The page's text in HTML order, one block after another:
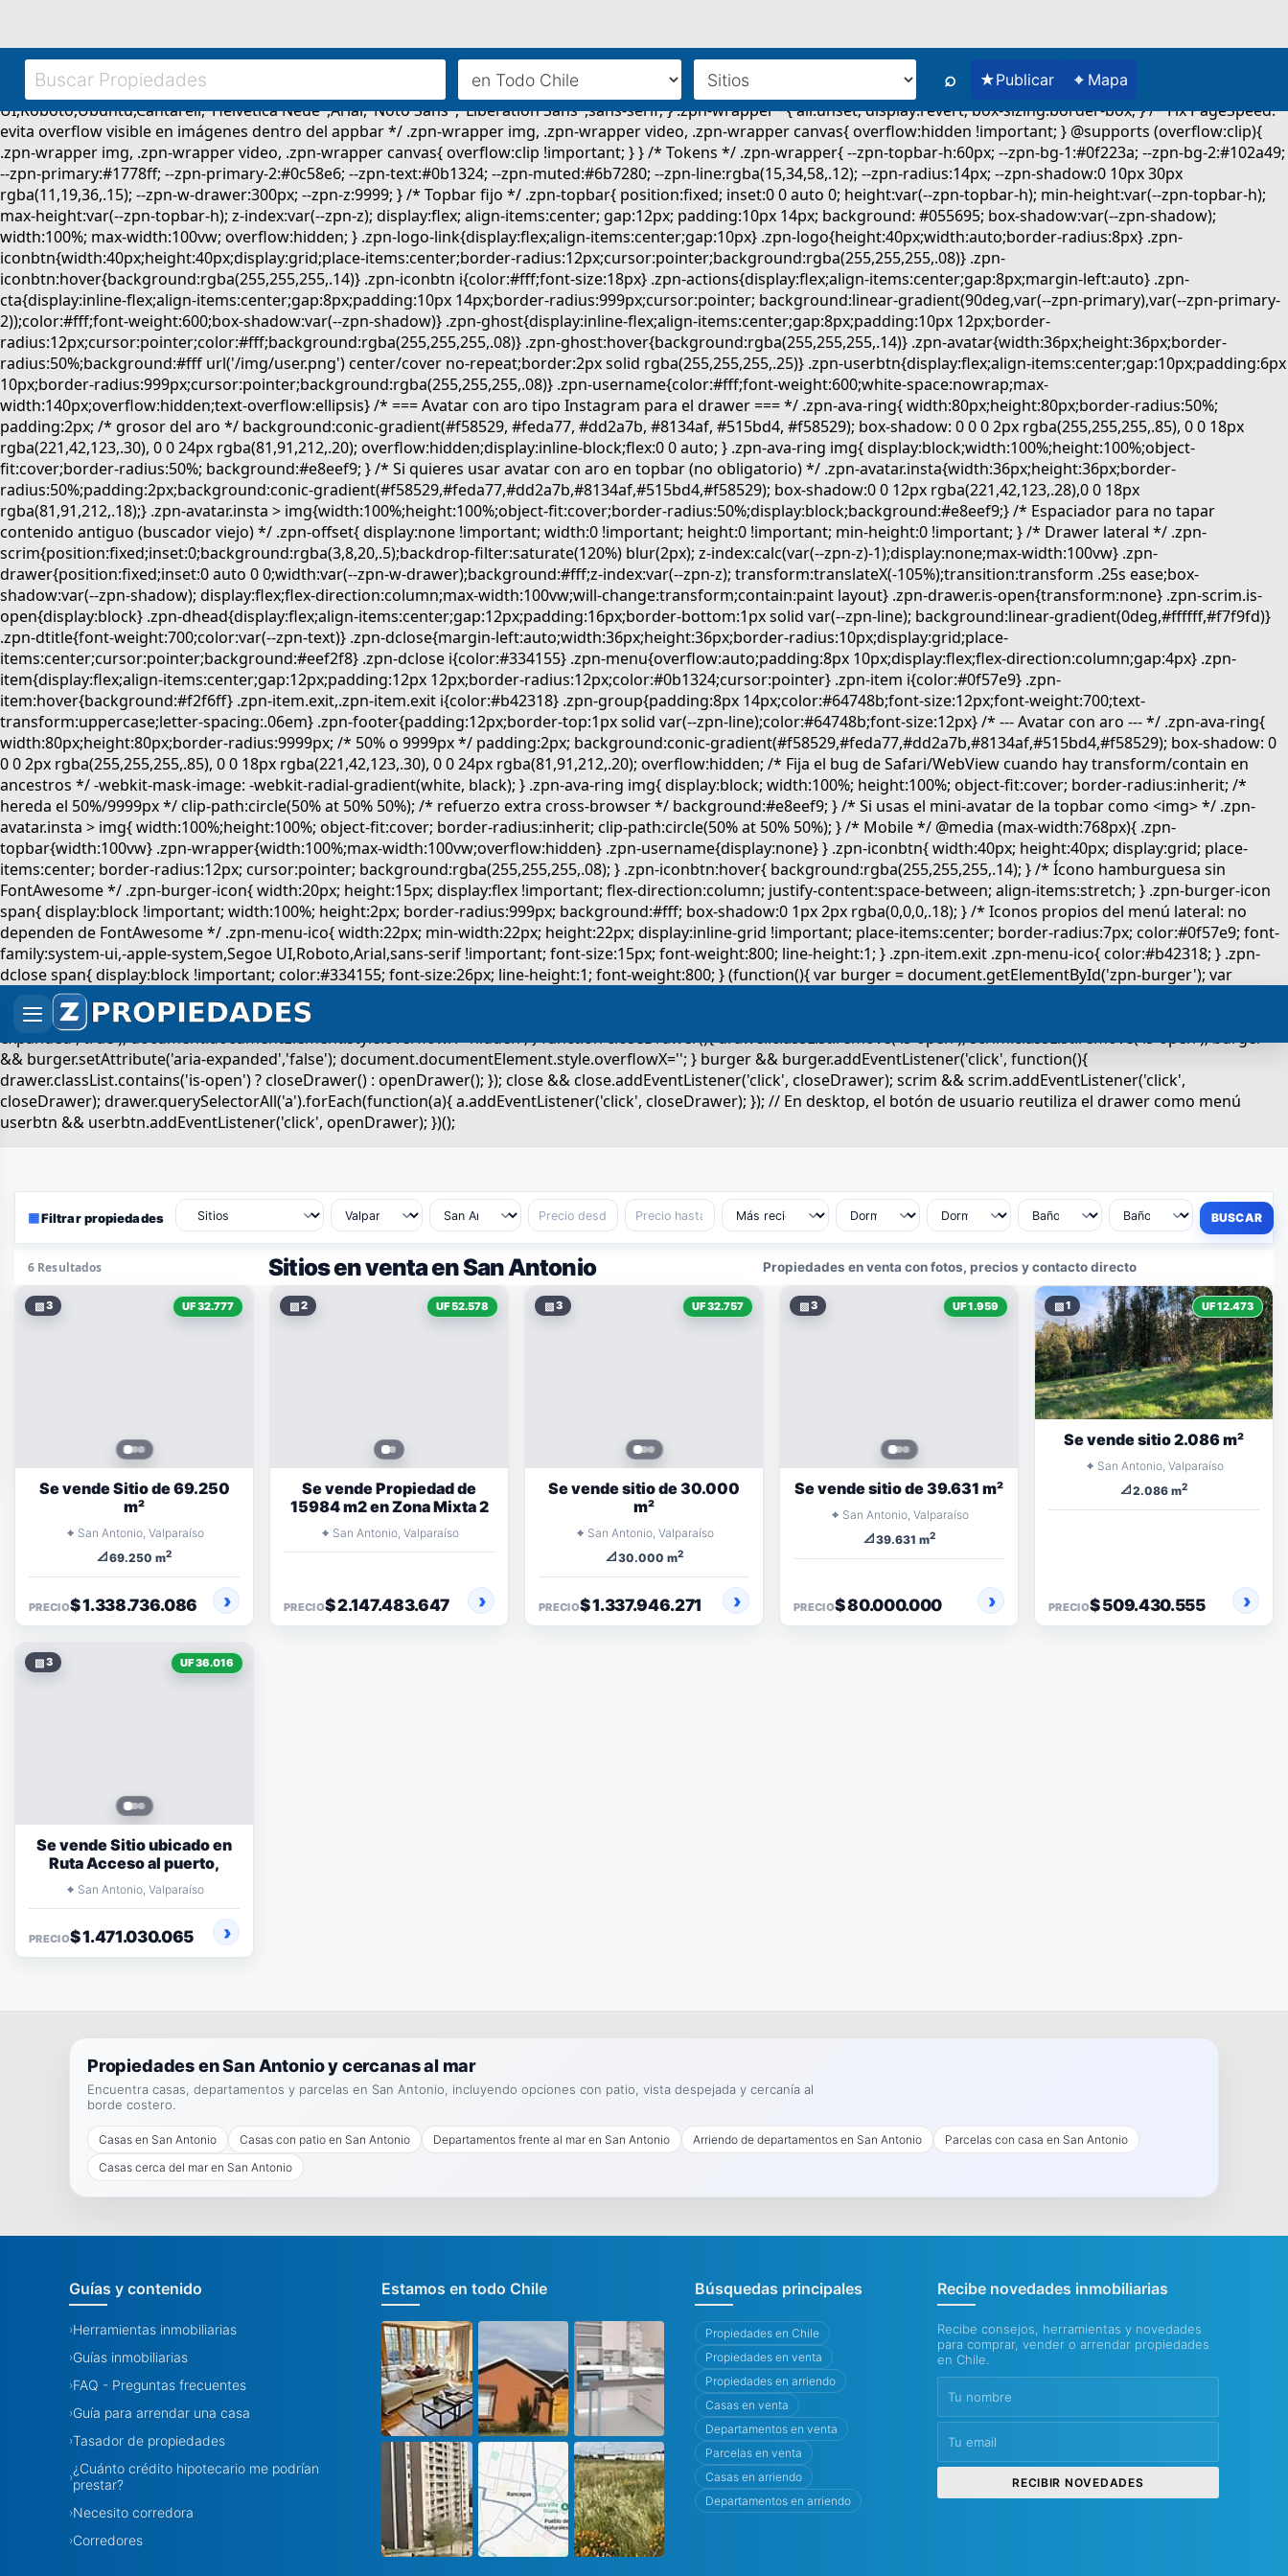
⌕ ★Publicar ⌖ Mapa
▦Filtrar propiedades
6 Resultados Sitios en venta en San Antonio Propiedades en venta con fotos, precios y contacto directo
▧3 UF 32.777
Se vende Sitio de 69.250
m²
⌖ San Antonio, Valparaíso
📐69.250 m2
PRECIO$ 1.338.736.086
▧2 UF 52.578
Se vende Propiedad de
15984 m2 en Zona Mixta 2
⌖ San Antonio, Valparaíso
PRECIO$ 2.147.483.647
▧3 UF 32.757
Se vende sitio de 30.000
m²
⌖ San Antonio, Valparaíso
📐30.000 m2
PRECIO$ 1.337.946.271
▧3 UF 1.959
Se vende sitio de 39.631 m²
⌖ San Antonio, Valparaíso
📐39.631 m2
PRECIO$ 80.000.000
▧1 UF 12.473
Se vende sitio 2.086 m²
⌖ San Antonio, Valparaíso
📐2.086 m2
PRECIO$ 509.430.555
▧3 UF 36.016
Se vende Sitio ubicado en
Ruta Acceso al puerto,
⌖ San Antonio, Valparaíso
PRECIO$ 1.471.030.065
Propiedades en San Antonio y cercanas al mar
Encuentra casas, departamentos y parcelas en San Antonio, incluyendo opciones con patio, vista despejada y cercanía al
borde costero.
Casas en San Antonio Casas con patio en San Antonio Departamentos frente al mar en San Antonio Arriendo de departamentos en San Antonio
Parcelas con casa en San Antonio
Casas cerca del mar en San Antonio
Guías y contenido
›Herramientas inmobiliarias
›Guías inmobiliarias
›FAQ - Preguntas frecuentes
›Guía para arrendar una casa
›Tasador de propiedades
›¿Cuánto crédito hipotecario me podrían
prestar?
›Necesito corredora
›Corredores
Estamos en todo Chile Búsquedas principales
Propiedades en Chile
Propiedades en venta
Propiedades en arriendo
Casas en venta
Departamentos en venta
Parcelas en venta
Casas en arriendo
Departamentos en arriendo
Recibe novedades inmobiliarias
Recibe consejos, herramientas y novedades
para comprar, vender o arrendar propiedades
en Chile.
RECIBIR NOVEDADES